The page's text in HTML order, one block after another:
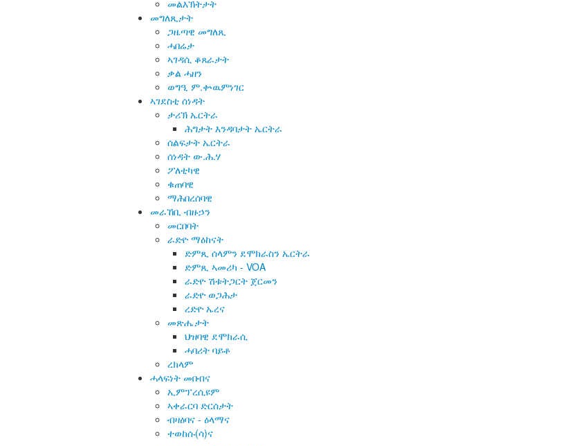
መልእኽትታት
መግለጺታት
ጋዜጣዊ መግለጺ
ሓበሬታ
ኣገዳሲ ቆጸራታት
ቃል ሓዘን
ወግዒ ም.ቍዉምነገር
ኣገደስቲ ሰነዳት
ታሪኽ ኤርትራ
ሕግታት እንዳባታት ኤርትራ
ሰልፍታት ኤርትራ
ሰነዳት ው.ሕ.ሃ
ፖለቲካዊ
ቁጠባዊ
ማሕበረሰባዊ
መራኸቢ ብዙኃን
መርበባት
ራድዮ ማዕከናት
ድምጺ ሰላምን ደሞክራስን ኤርትራ
ድምጺ ኣመሪካ - VOA
ራድዮ ሽቱትጋርት ጀርመን
ራድዮ ወጋሕታ
ረድዮ ኤረና
መጽሔታት
ህዝባዊ ደሞክራሲ
ሓባሪት ባይቶ
ረክላም
ሓላፍነት መበብና
ኢምፕረሲዩም
ኣቀራርባ ድርሰታት
ብዛዕባና - ዕላማና
ተወከሱ(ሳ)ና